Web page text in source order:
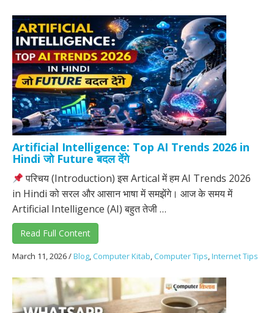
Artificial Intelligence: Top AI Trends 2026 in
Hindi जो Future बदल देंगे
परिचय (Introduction) इस Artical में हम AI Trends 2026
in Hindi को सरल और आसान भाषा में समझेंगे। आज के समय में
Artificial Intelligence (AI) बहुत तेजी …
Read Full Content
March 11, 2026/Blog, Computer Kitab, Computer Tips,Internet Tips